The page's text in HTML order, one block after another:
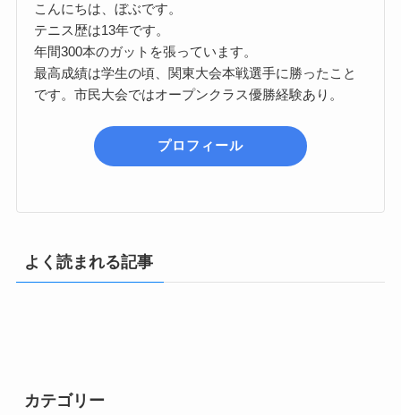
こんにちは、ぼぶです。
テニス歴は13年です。
年間300本のガットを張っています。
最高成績は学生の頃、関東大会本戦選手に勝ったこと
です。市民大会ではオープンクラス優勝経験あり。
プロフィール
よく読まれる記事
カテゴリー